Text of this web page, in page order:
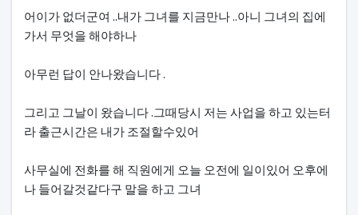
어이가 없더군여 ..내가 그녀를 지금만나 ..아니 그녀의 집에
가서 무엇을 해야하나
아무런 답이 안나왔습니다 .
그리고 그날이 왔습니다 .그때당시 저는 사업을 하고 있는터
라 출근시간은 내가 조절할수있어
사무실에 전화를 해 직원에게 오늘 오전에 일이있어 오후에
나 들어갈것같다구 말을 하고 그녀